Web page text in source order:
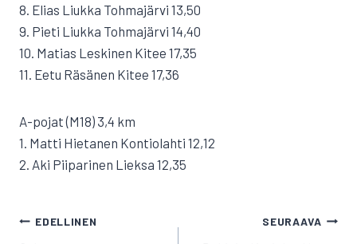
8. Elias Liukka Tohmajärvi 13,50
9. Pieti Liukka Tohmajärvi 14,40
10. Matias Leskinen Kitee 17,35
11. Eetu Räsänen Kitee 17,36
A-pojat (M18) 3,4 km
1. Matti Hietanen Kontiolahti 12,12
2. Aki Piiparinen Lieksa 12,35
ARTIKKELIEN
EDELLINEN SEURAAVA